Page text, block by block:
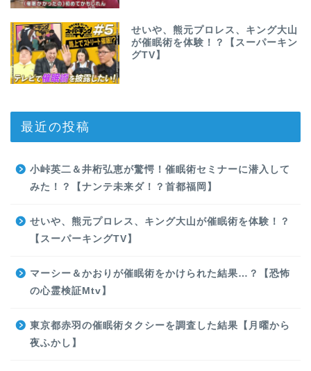
せいや、熊元プロレス、キング大山
が催眠術を体験！？【スーパーキン
グTV】
最近の投稿
小峠英二＆井桁弘恵が驚愕！催眠術セミナーに潜入して
みた！？【ナンテ未来ダ！？首都福岡】
せいや、熊元プロレス、キング大山が催眠術を体験！？
【スーパーキングTV】
マーシー＆かおりが催眠術をかけられた結果…？【恐怖
の心霊検証Mtv】
東京都赤羽の催眠術タクシーを調査した結果【月曜から
夜ふかし】